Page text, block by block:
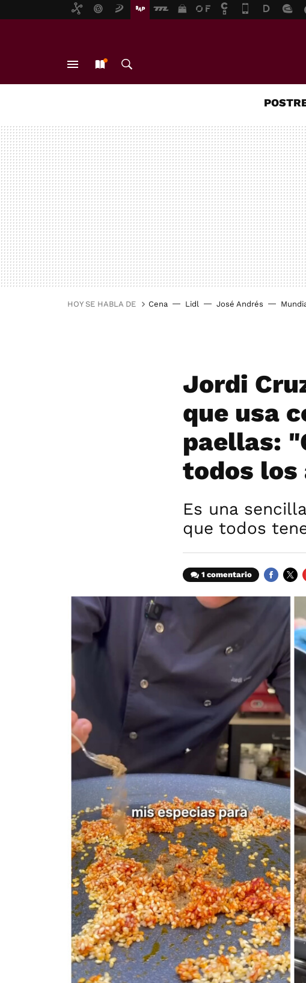
HOY SE HABLA DE Cena Lidl José Andrés
Jordi
que usa
paellas:
todos los
Es una
que todos
1 comentario